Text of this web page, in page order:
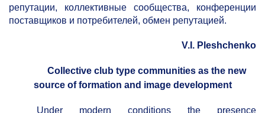
репутации, коллективные сообщества, конференции
поставщиков и потребителей, обмен репутацией.
V.I. Pleshchenko
Collective club type communities as the new
source of formation and image development
Under modern conditions the presence